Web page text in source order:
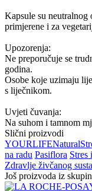
Kapsule su
primjerene i za
Upozorenja:
Ne preporučuje se
godina.
Osobe koje uzimaju
s liječnikom.
Uvjeti čuvanja:
Na suhom i tamnom
Slični proizvodi
YOURLIFENatural
na radu Pasiflora Stres
Zdravlje živčanog
Još proizvoda iz